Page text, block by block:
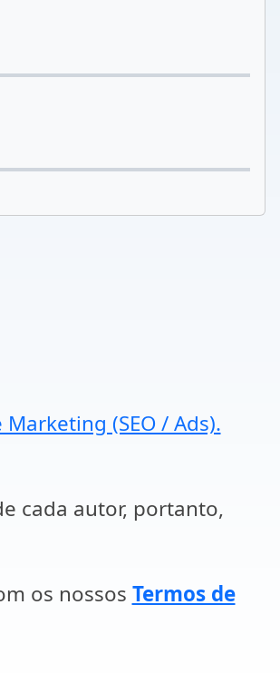
(SEO / Ads).
cada autor, portanto,
os nossos Termos de